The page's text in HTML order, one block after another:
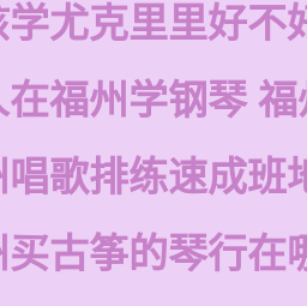
学尤克里里好不
在福州学钢琴
歌排练速成班
古筝的琴行在